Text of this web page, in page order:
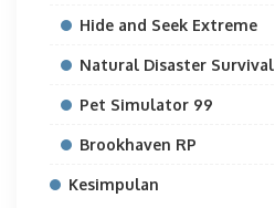
Hide and Seek Extreme
Natural Disaster Survival
Pet Simulator 99
Brookhaven RP
Kesimpulan